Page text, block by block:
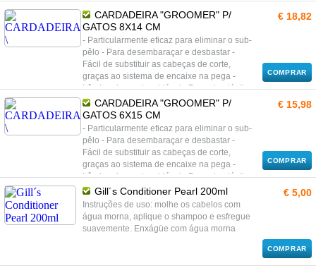
CARDADEIRA "GROOMER" P/
GATOS 8X14 CM
- Particularmente eficaz para eliminar o sub-
pêlo - Para desembaraçar e desbastar -
Fácil de substituir as cabeças de corte,
graças ao sistema de encaixe na pega -
Lâmina de aço inoxidável - Pega de plástico
com borracha anti-deslizante
€ 18,82
COMPRAR
CARDADEIRA "GROOMER" P/
GATOS 6X15 CM
- Particularmente eficaz para eliminar o sub-
pêlo - Para desembaraçar e desbastar -
Fácil de substituir as cabeças de corte,
graças ao sistema de encaixe na pega -
Lâmina de aço inoxidável - Pega de plástico
com borracha anti-deslizante
€ 15,98
COMPRAR
Gill´s Conditioner Pearl 200ml
Instruções de uso: molhe os cabelos com
água morna, aplique o shampoo e esfregue
suavemente. Enxágüe com água morna
€ 5,00
COMPRAR